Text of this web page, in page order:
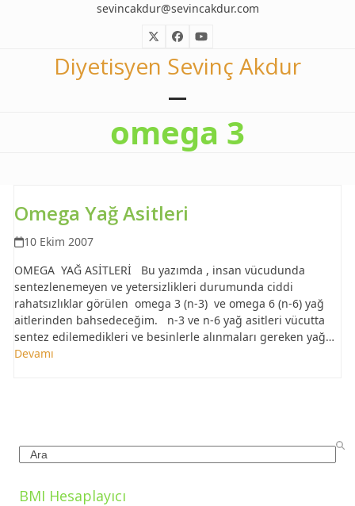
sevincakdur@sevincakdur.com
TwitterFacebookYouTube
Diyetisyen Sevinç Akdur
mobile
mobile
omega 3
Omega Yağ Asitleri
10 Ekim 2007
OMEGA YAĞ ASİTLERİ Bu yazımda , insan vücudunda
sentezlenemeyen ve yetersizlikleri durumunda ciddi
rahatsızlıklar görülen omega 3 (n-3) ve omega 6 (n-6) yağ
aitlerinden bahsedeceğim. n-3 ve n-6 yağ asitleri vücutta
sentez edilemedikleri ve besinlerle alınmaları gereken yağ…
Devamı
Search
BMI Hesaplayıcı